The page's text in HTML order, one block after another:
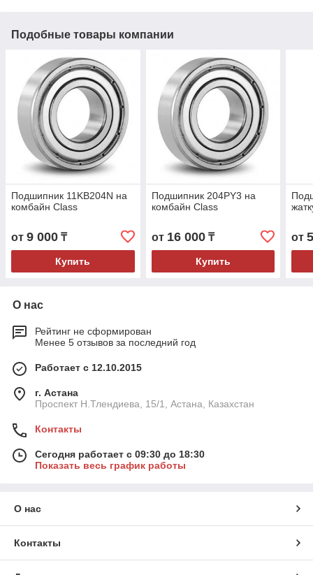
Подобные товары компании
Подшипник 11KB204N на
комбайн Class
от 9 000 ₸
Купить
Подшипник 204PY3 на
комбайн Class
от 16 000₸
Купить
от
О нас
Рейтинг не сформирован
Менее 5 отзывов за последний год
Работает с 12.10.2015
г. Астана
Проспект Н.Тлендиева, 15/1, Астана, Казахстан
Контакты
Сегодня работает с 09:30 до 18:30
Показать весь график работы
О нас
Контакты